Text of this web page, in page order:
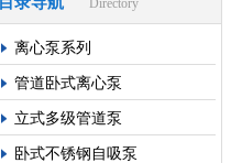
Directory
离心泵系列
管道卧式离心泵
立式多级管道泵
卧式不锈钢自吸泵